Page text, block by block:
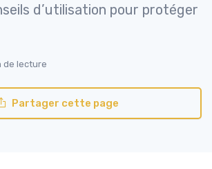
d’utilisation pour protéger
de lecture
Partager cette page